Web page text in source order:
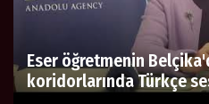
Eser öğretmenin
koridorlarında Türkçe